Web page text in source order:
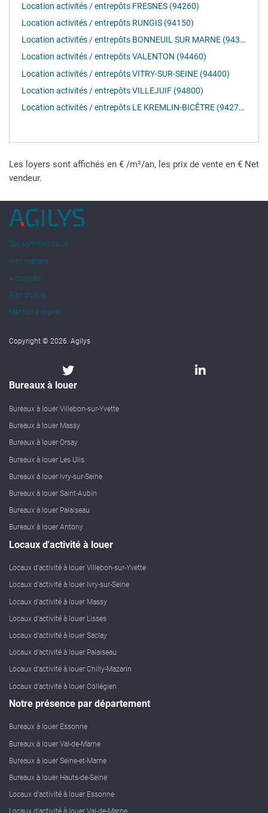
Location activités / entrepôts FRESNES (94260)
Location activités / entrepôts RUNGIS (94150)
Location activités / entrepôts BONNEUIL SUR MARNE (94380)
Location activités / entrepôts VALENTON (94460)
Location activités / entrepôts VITRY-SUR-SEINE (94400)
Location activités / entrepôts VILLEJUIF (94800)
Location activités / entrepôts LE KREMLIN-BICÊTRE (94270)
Les loyers sont affichés en € /m²/an, les prix de vente en € Net
vendeur.
Qui sommes nous
Nos métiers
Actualités
Plan du site
Mentions légales
Copyright © 2026. Agilys
Bureaux à louer
Bureaux à louer Villebon-sur-Yvette
Bureaux à louer Massy
Bureaux à louer Orsay
Bureaux à louer Les Ulis
Bureaux à louer Ivry-sur-Seine
Bureaux à louer Saint-Aubin
Bureaux à louer Palaiseau
Bureaux à louer Antony
Locaux d'activité à louer
Locaux d'activité à louer Villebon-sur-Yvette
Locaux d'activité à louer Ivry-sur-Seine
Locaux d'activité à louer Massy
Locaux d'activité à louer Lisses
Locaux d'activité à louer Saclay
Locaux d'activité à louer Palaiseau
Locaux d'activité à louer Chilly-Mazarin
Locaux d'activité à louer Collégien
Notre présence par département
Bureaux à louer Essonne
Bureaux à louer Val-de-Marne
Bureaux à louer Seine-et-Marne
Bureaux à louer Hauts-de-Seine
Locaux d'activité à louer Essonne